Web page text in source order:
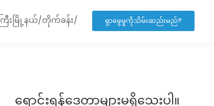
းမြို့နယ်/တိုက်ခန်း/ ရှာဖွေမှုကိုသိမ်းဆည်းမည်?
ရောင်းရန်ဒေတာများမရှိသေးပါ။